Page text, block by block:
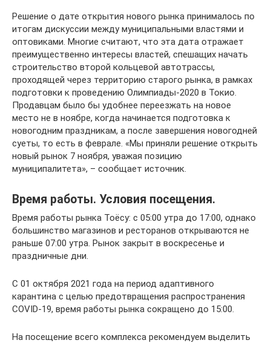
Решение о дате открытия нового рынка принималось по
итогам дискуссии между муниципальными властями и
оптовиками. Многие считают, что эта дата отражает
преимущественно интересы властей, спешащих начать
строительство второй кольцевой автотрассы,
проходящей через территорию старого рынка, в рамках
подготовки к проведению Олимпиады-2020 в Токио.
Продавцам было бы удобнее переезжать на новое
место не в ноябре, когда начинается подготовка к
новогодним праздникам, а после завершения новогодней
суеты, то есть в феврале. «Мы приняли решение открыть
новый рынок 7 ноября, уважая позицию
муниципалитета», – сообщает источник.
Время работы. Условия посещения.
Время работы рынка Тоёсу: с 05:00 утра до 17:00, однако
большинство магазинов и ресторанов открываются не
раньше 07:00 утра. Рынок закрыт в воскресенье и
праздничные дни.
С 01 октября 2021 года на период адаптивного
карантина с целью предотвращения распространения
COVID-19, время работы рынка сокращено до 15:00.
На посещение всего комплекса рекомендуем выделить